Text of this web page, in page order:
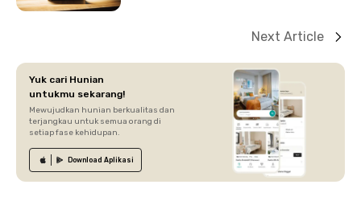
Next Article
Yuk cari Hunian
untukmu sekarang!
Mewujudkan hunian berkualitas dan
terjangkau untuk semua orang di
setiap fase kehidupan.
Download Aplikasi